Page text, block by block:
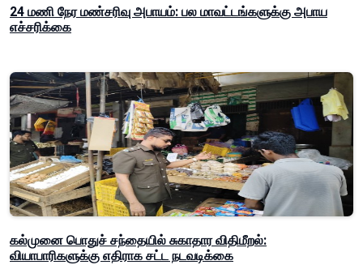
24 மணி நேர மண்சரிவு அபாயம்: பல மாவட்டங்களுக்கு அபாய
எச்சரிக்கை
கல்முனை பொதுச் சந்தையில் சுகாதார விதிமீறல்:
வியாபாரிகளுக்கு எதிராக சட்ட நடவடிக்கை